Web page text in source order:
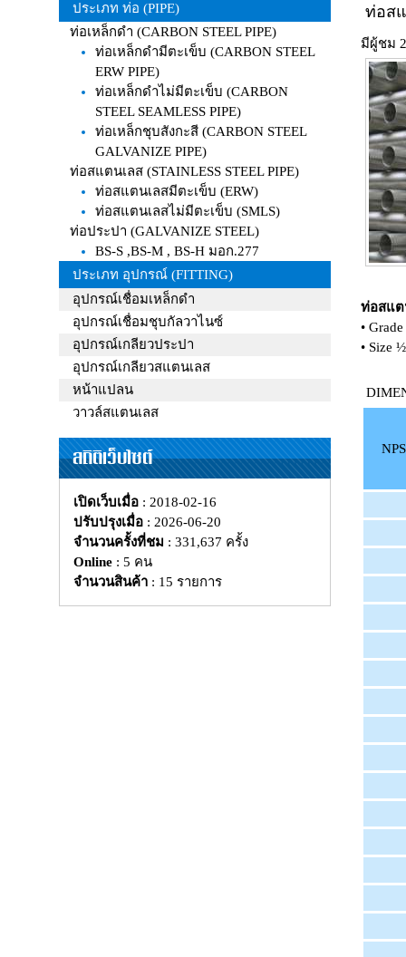
ประเภท ท่อ (PIPE)
ท่อเหล็กดำ (CARBON STEEL PIPE)
ท่อเหล็กดำมีตะเข็บ (CARBON STEEL
ERW PIPE)
ท่อเหล็กดำไม่มีตะเข็บ (CARBON
STEEL SEAMLESS PIPE)
ท่อเหล็กชุบสังกะสี (CARBON STEEL
GALVANIZE PIPE)
ท่อสแตนเลส (STAINLESS STEEL PIPE)
ท่อสแตนเลสมีตะเข็บ (ERW)
ท่อสแตนเลสไม่มีตะเข็บ (SMLS)
ท่อประปา (GALVANIZE STEEL)
BS-S ,BS-M , BS-H มอก.277
ประเภท อุปกรณ์ (FITTING)
อุปกรณ์เชื่อมเหล็กดำ
อุปกรณ์เชื่อมชุบกัลวาไนซ์
อุปกรณ์เกลียวประปา
อุปกรณ์เกลียวสแตนเลส
หน้าแปลน
วาวล์สแตนเลส
สถิติเว็บไซต์
เปิดเว็บเมื่อ : 2018-02-16
ปรับปรุงเมื่อ : 2026-06-20
จำนวนครั้งที่ชม : 331,637 ครั้ง
Online : 5 คน
จำนวนสินค้า : 15 รายการ
ท่อส
มีผู้ชม
ท่อสแต
•
• Size